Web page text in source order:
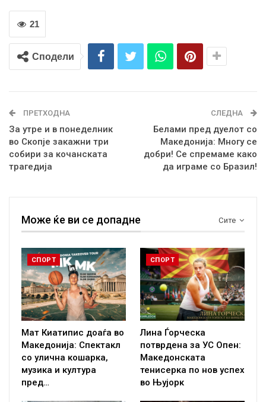
21
Сподели
ПРЕТХОДНА
За утре и в понеделник
во Скопје закажни три
собири за кочанската
трагедија
СЛЕДНА
Белами пред дуелот со
Македонија: Многу се
добри! Се спремаме како
да играме со Бразил!
Сите
Може ќе ви се допадне
СПОРТ
Мат Киатипис доаѓа во
Македонија: Спектакл
со улична кошарка,
музика и култура
пред…
СПОРТ
Лина Ѓорческа
потврдена за УС Опен:
Македонската
тенисерка по нов успех
во Њујорк